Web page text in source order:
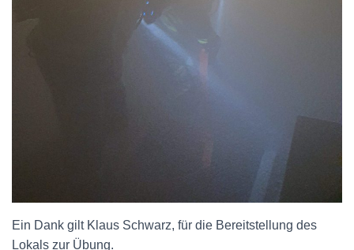
Ein Dank gilt Klaus Schwarz, für die Bereitstellung des
Lokals zur Übung.